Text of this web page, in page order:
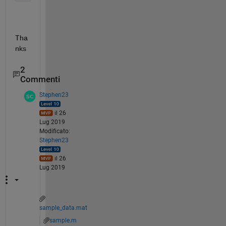
Tha
nks
2
Commenti
Stephen23
il 26
Lug 2019
Modificato:
Stephen23
il 26
Lug 2019
sample_data.mat
sample.m